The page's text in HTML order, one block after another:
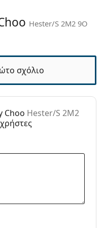
Hester/S 2M2 9O
σχόλιο
Choo Hester/S 2M2